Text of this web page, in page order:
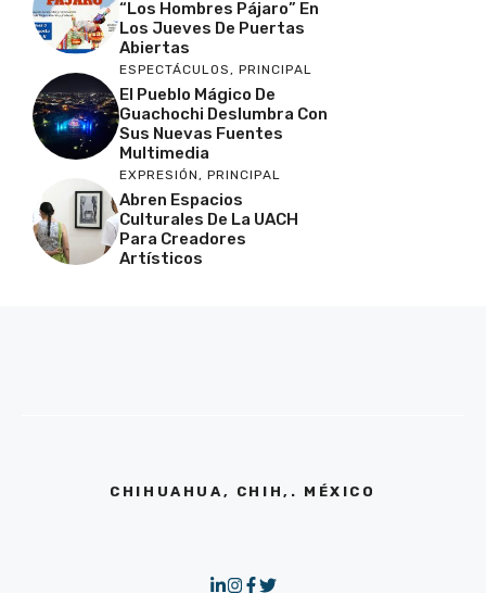
“Los Hombres Pájaro” En
Los Jueves De Puertas
Abiertas
ESPECTÁCULOS, PRINCIPAL
El Pueblo Mágico De
Guachochi Deslumbra Con
Sus Nuevas Fuentes
Multimedia
EXPRESIÓN, PRINCIPAL
Abren Espacios
Culturales De La UACH
Para Creadores
Artísticos
CHIHUAHUA, CHIH,. MÉXICO